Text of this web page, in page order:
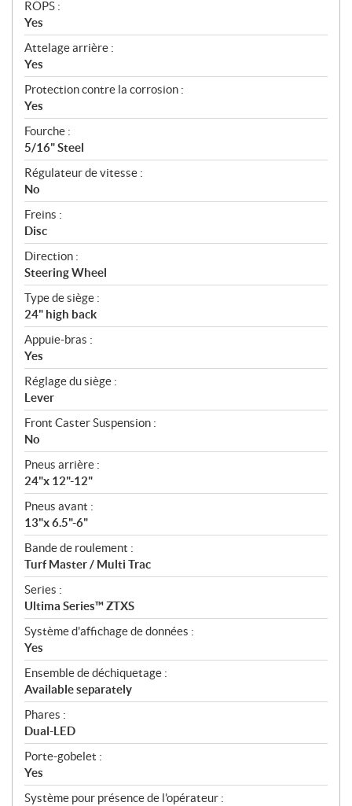
ROPS :
Yes
Attelage arrière :
Yes
Protection contre la corrosion :
Yes
Fourche :
5/16" Steel
Régulateur de vitesse :
No
Freins :
Disc
Direction :
Steering Wheel
Type de siège :
24" high back
Appuie-bras :
Yes
Réglage du siège :
Lever
Front Caster Suspension :
No
Pneus arrière :
24"x 12"-12"
Pneus avant :
13"x 6.5"-6"
Bande de roulement :
Turf Master / Multi Trac
Series :
Ultima Series™ ZTXS
Système d'affichage de données :
Yes
Ensemble de déchiquetage :
Available separately
Phares :
Dual-LED
Porte-gobelet :
Yes
Système pour présence de l'opérateur :